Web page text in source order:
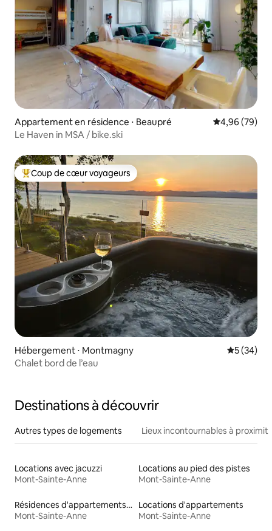
Appartement en résidence ⋅ Beaupré Évaluation
4,96 (79)
Le Haven in MSA / bike.ski
Coups de cœur voyageurs les plus appréciés
Coup de cœur voyageurs
Hébergement ⋅ Montmagny
5 (34)
Chalet bord de l’eau
Destinations à découvrir
Autres types de logements Lieux incontournables à
Locations avec jacuzzi
Mont-Sainte-Anne
Locations au pied des pistes
Mont-Sainte-Anne
Résidences d'appartements en location
Mont-Sainte-Anne
Locations d'appartements
Mont-Sainte-Anne